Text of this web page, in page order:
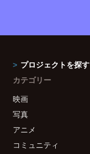
プロジェクトを探す
カテゴリー
映画
写真
アニメ
コミュニティ